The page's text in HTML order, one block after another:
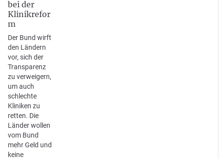
bei der
Klinikrefor
m
Der Bund wirft
den Ländern
vor, sich der
Transparenz
zu verweigern,
um auch
schlechte
Kliniken zu
retten. Die
Länder wollen
vom Bund
mehr Geld und
keine